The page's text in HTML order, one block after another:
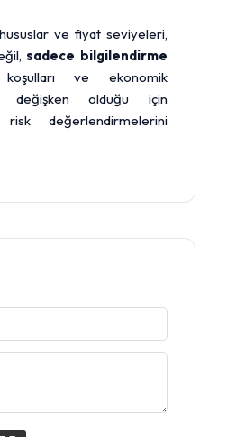
ve fiyat seviyeleri,
sadece bilgilendirme
ve ekonomik
değişken olduğu için
risk değerlendirmelerini